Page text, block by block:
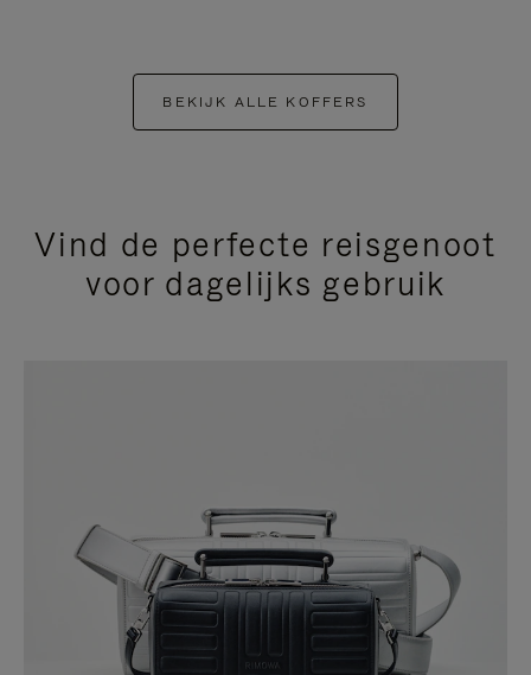
BEKIJK ALLE KOFFERS
Vind de perfecte reisgenoot
voor dagelijks gebruik